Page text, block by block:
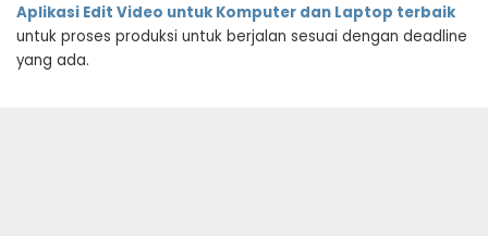
Aplikasi Edit Video untuk Komputer dan Laptop terbaik
untuk proses produksi untuk berjalan sesuai dengan deadline
yang ada.